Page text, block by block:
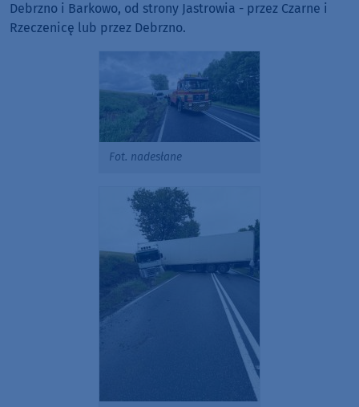
Debrzno i Barkowo, od strony Jastrowia - przez Czarne i
Rzeczenicę lub przez Debrzno.
Fot. nadesłane